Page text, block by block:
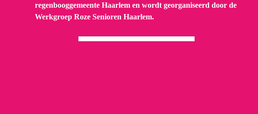
regenbooggemeente Haarlem en wordt georganiseerd door de
Werkgroep Roze Senioren Haarlem.